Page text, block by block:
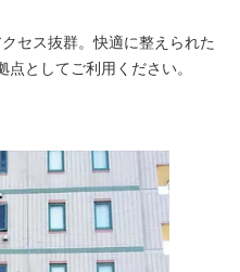
セス抜群。快適に整えられた
としてご利用ください。